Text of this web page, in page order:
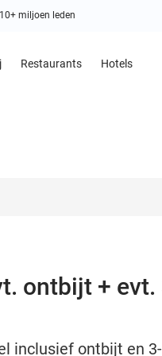
10+ miljoen leden
Restaurants Hotels
ontbijt +
inclusief ontbijt en